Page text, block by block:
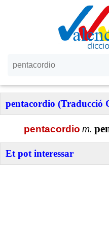
pentacordio (Traducció
pentacordio m.
Et pot interessar